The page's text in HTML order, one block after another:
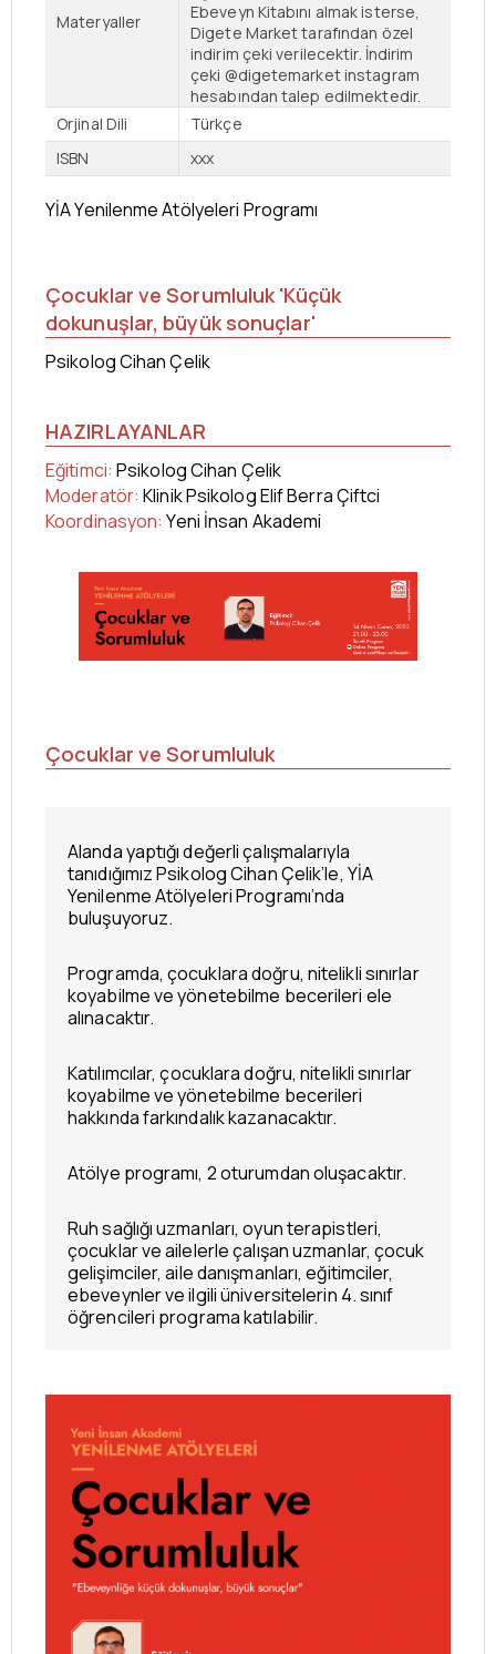
Materyaller
Ebeveyn Kitabını almak isterse,
Digete Market tarafından özel
indirim çeki verilecektir. İndirim
çeki @digetemarket instagram
hesabından talep edilmektedir.
Orjinal Dili
Türkçe
ISBN
xxx
YİA Yenilenme Atölyeleri Programı
Çocuklar ve Sorumluluk'Küçük
dokunuşlar, büyük sonuçlar'
Psikolog Cihan Çelik
HAZIRLAYANLAR
Eğitimci: Psikolog Cihan Çelik
Moderatör: Klinik Psikolog Elif Berra Çiftci
Koordinasyon: Yeni İnsan Akademi
Çocuklar ve Sorumluluk
Alanda yaptığı değerli çalışmalarıyla
tanıdığımız Psikolog Cihan Çelik’le, YİA
Yenilenme Atölyeleri Programı’nda
buluşuyoruz.
Programda, çocuklara doğru, nitelikli sınırlar
koyabilme ve yönetebilme becerileri ele
alınacaktır.
Katılımcılar, çocuklara doğru, nitelikli sınırlar
koyabilme ve yönetebilme becerileri
hakkında farkındalık kazanacaktır.
Atölye programı, 2 oturumdan oluşacaktır.
Ruh sağlığı uzmanları, oyun terapistleri,
çocuklar ve ailelerle çalışan uzmanlar, çocuk
gelişimciler, aile danışmanları, eğitimciler,
ebeveynler ve ilgili üniversitelerin 4. sınıf
öğrencileri programa katılabilir.